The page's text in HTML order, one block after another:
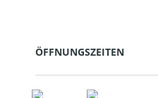
ÖFFNUNGSZEITEN